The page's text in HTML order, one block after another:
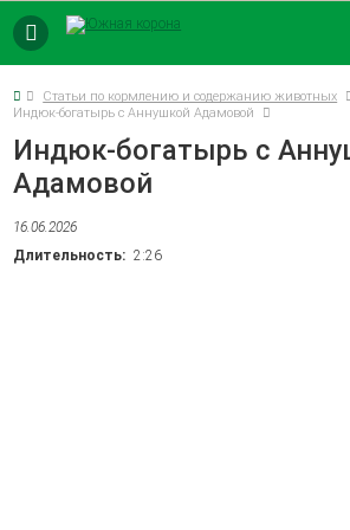
КОМБИКОРМ
Статьи по кормлению и содержанию животных
Индюк-богатырь с Аннушкой Адамовой
Индюк-богатырь с
Адамовой
16.06.2026
Длительность: 2:26